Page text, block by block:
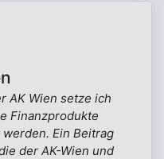
AK Wien setze ich
Finanzprodukte
Ein Beitrag
der AK-Wien und